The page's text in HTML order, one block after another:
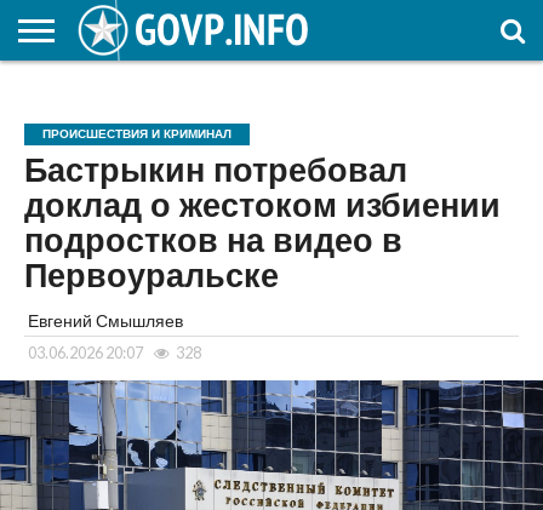
ОБРАЗОВАНИЕ
ПРОИСШЕСТВИЯ И КРИМИНАЛ
Бастрыкин потребовал
доклад о жестоком избиении
подростков на видео в
Первоуральске
Евгений Смышляев
03.06.2026 20:07 328